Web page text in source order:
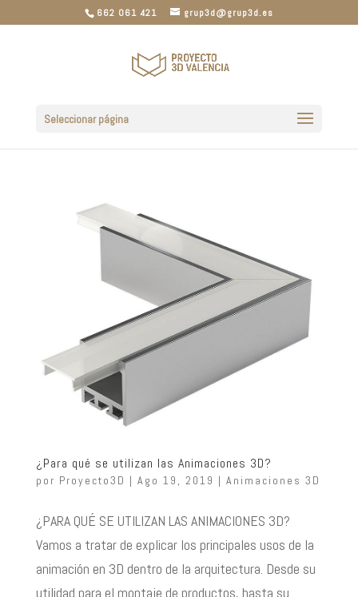
662 061 421 grup3d@grup3d.es
Seleccionar página
¿Para qué se utilizan las Animaciones 3D?
por Proyecto3D | Ago 19, 2019 | Animaciones 3D
¿PARA QUÉ SE UTILIZAN LAS ANIMACIONES 3D?
Vamos a tratar de explicar los principales usos de la
animación en 3D dentro de la arquitectura. Desde su
utilidad para el montaje de productos, hasta su